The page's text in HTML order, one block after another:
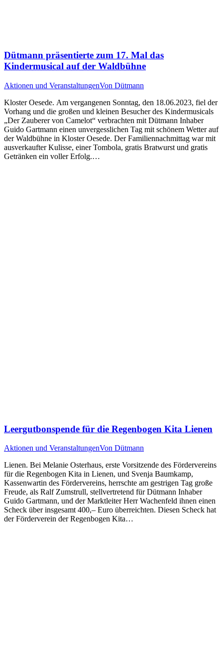
Dütmann präsentierte zum 17. Mal das
Kindermusical auf der Waldbühne
Aktionen und VeranstaltungenVon Dütmann
Kloster Oesede. Am vergangenen Sonntag, den 18.06.2023, fiel der
Vorhang und die großen und kleinen Besucher des Kindermusicals
„Der Zauberer von Camelot“ verbrachten mit Dütmann Inhaber
Guido Gartmann einen unvergesslichen Tag mit schönem Wetter auf
der Waldbühne in Kloster Oesede. Der Familiennachmittag war mit
ausverkaufter Kulisse, einer Tombola, gratis Bratwurst und gratis
Getränken ein voller Erfolg.…
Leergutbonspende für die Regenbogen Kita Lienen
Aktionen und VeranstaltungenVon Dütmann
Lienen. Bei Melanie Osterhaus, erste Vorsitzende des Fördervereins
für die Regenbogen Kita in Lienen, und Svenja Baumkamp,
Kassenwartin des Fördervereins, herrschte am gestrigen Tag große
Freude, als Ralf Zumstrull, stellvertretend für Dütmann Inhaber
Guido Gartmann, und der Marktleiter Herr Wachenfeld ihnen einen
Scheck über insgesamt 400,– Euro überreichten. Diesen Scheck hat
der Förderverein der Regenbogen Kita…